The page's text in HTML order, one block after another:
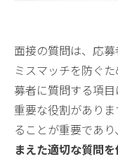
面接の質問は、応
ミスマッチを防ぐ
募者に質問する項
重要な役割があり
ることが重要であり、
まえた適切な質問を